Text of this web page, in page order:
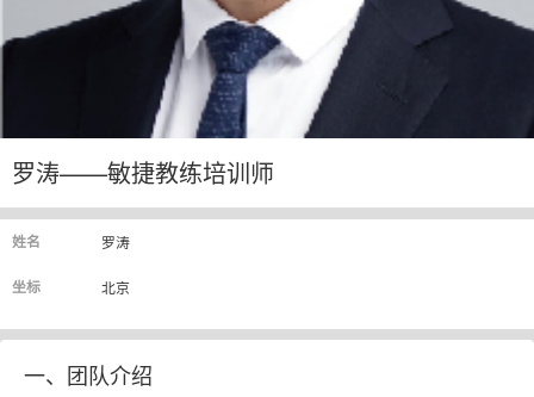
罗涛——敏捷教练培训师
姓名 罗涛
坐标 北京
一、团队介绍